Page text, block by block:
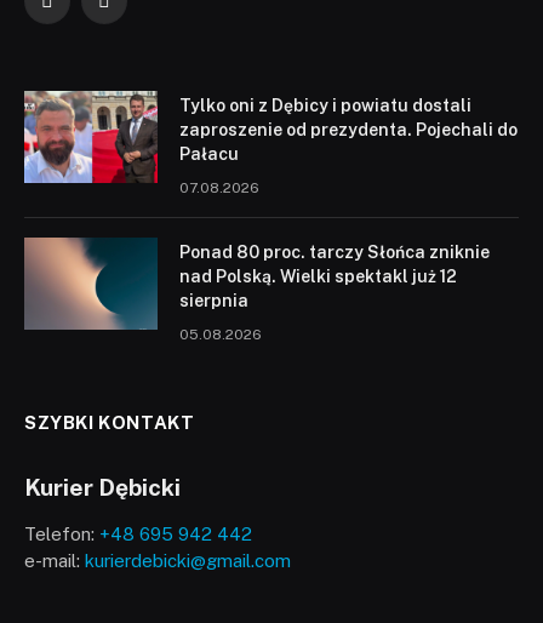
FacebookYouTube
Tylko oni z Dębicy i powiatu dostali
zaproszenie od prezydenta. Pojechali do
Pałacu
07.08.2026
Ponad 80 proc. tarczy Słońca zniknie
nad Polską. Wielki spektakl już 12
sierpnia
05.08.2026
SZYBKI KONTAKT
Kurier Dębicki
Telefon: +48 695 942 442
e-mail: kurierdebicki@gmail.com